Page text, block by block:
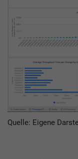
Quelle: Eigene